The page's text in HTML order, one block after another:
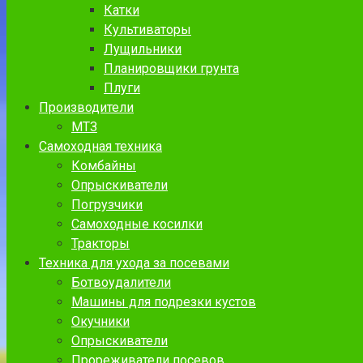
Катки
Культиваторы
Лущильники
Планировщики грунта
Плуги
Производители
МТЗ
Самоходная техника
Комбайны
Опрыскиватели
Погрузчики
Самоходные косилки
Тракторы
Техника для ухода за посевами
Ботвоудалители
Машины для подрезки кустов
Окучники
Опрыскиватели